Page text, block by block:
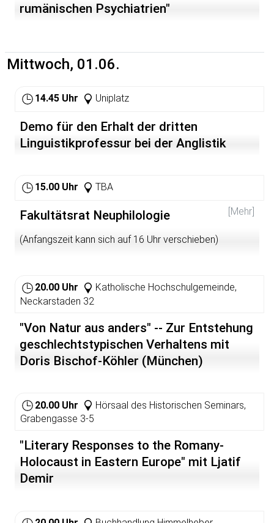
rumänischen Psychiatrien"
Mittwoch, 01.06.
14.45 Uhr Uniplatz
Demo für den Erhalt der dritten
Linguistikprofessur bei der Anglistik
15.00 Uhr TBA
[Mehr]
Fakultätsrat Neuphilologie
(Anfangszeit kann sich auf 16 Uhr verschieben)
20.00 Uhr
Katholische Hochschulgemeinde,
Neckarstaden 32
"Von Natur aus anders" -- Zur Entstehung
geschlechtstypischen Verhaltens mit
Doris Bischof-Köhler (München)
20.00 Uhr
Hörsaal des Historischen Seminars,
Grabengasse 3-5
"Literary Responses to the Romany-
Holocaust in Eastern Europe" mit Ljatif
Demir